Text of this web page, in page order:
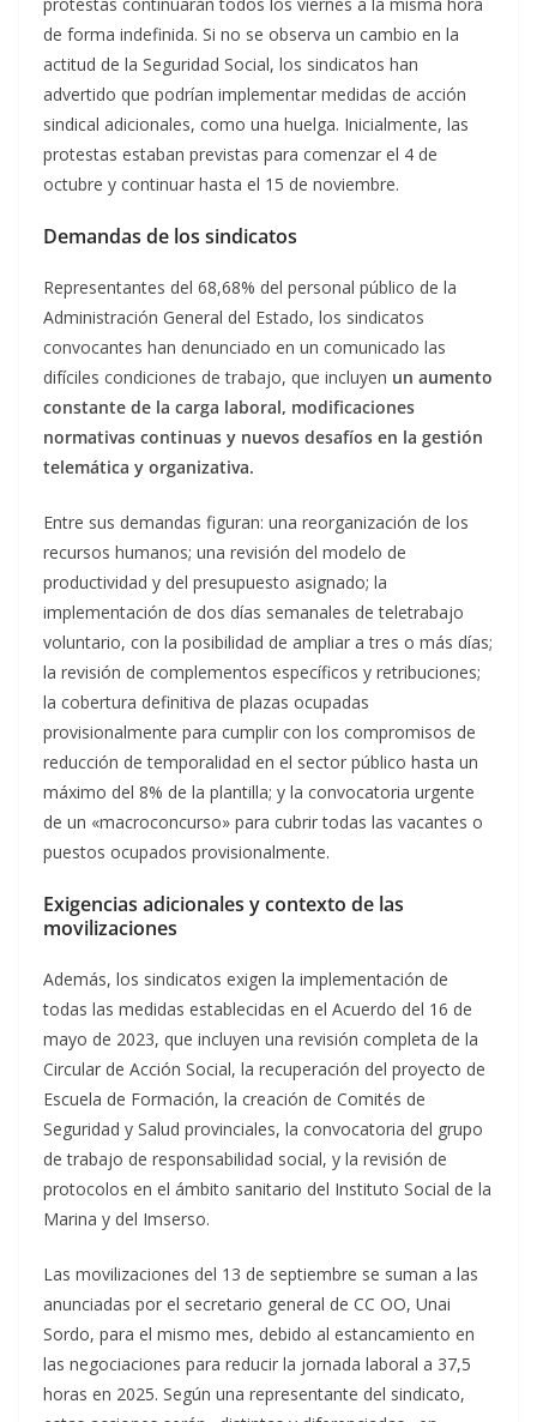
de forma indefinida. Si no se observa un cambio en la
actitud de la Seguridad Social, los sindicatos han
advertido que podrían implementar medidas de acción
sindical adicionales, como una huelga. Inicialmente, las
protestas estaban previstas para comenzar el 4 de
octubre y continuar hasta el 15 de noviembre.
Demandas de los sindicatos
Representantes del 68,68% del personal público de la
Administración General del Estado, los sindicatos
convocantes han denunciado en un comunicado las
difíciles condiciones de trabajo, que incluyen un aumento
constante de la carga laboral, modificaciones
normativas continuas y nuevos desafíos en la gestión
telemática y organizativa.
Entre sus demandas figuran: una reorganización de los
recursos humanos; una revisión del modelo de
productividad y del presupuesto asignado; la
implementación de dos días semanales de teletrabajo
voluntario, con la posibilidad de ampliar a tres o más días;
la revisión de complementos específicos y retribuciones;
la cobertura definitiva de plazas ocupadas
provisionalmente para cumplir con los compromisos de
reducción de temporalidad en el sector público hasta un
máximo del 8% de la plantilla; y la convocatoria urgente
de un «macroconcurso» para cubrir todas las vacantes o
puestos ocupados provisionalmente.
Exigencias adicionales y contexto de las
movilizaciones
Además, los sindicatos exigen la implementación de
todas las medidas establecidas en el Acuerdo del 16 de
mayo de 2023, que incluyen una revisión completa de la
Circular de Acción Social, la recuperación del proyecto de
Escuela de Formación, la creación de Comités de
Seguridad y Salud provinciales, la convocatoria del grupo
de trabajo de responsabilidad social, y la revisión de
protocolos en el ámbito sanitario del Instituto Social de la
Marina y del Imserso.
Las movilizaciones del 13 de septiembre se suman a las
anunciadas por el secretario general de CC OO, Unai
Sordo, para el mismo mes, debido al estancamiento en
las negociaciones para reducir la jornada laboral a 37,5
horas en 2025. Según una representante del sindicato,